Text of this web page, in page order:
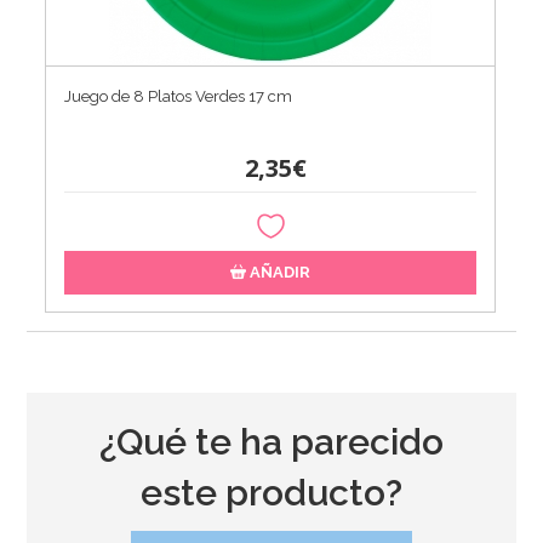
Juego de 8 Platos Verdes 17 cm
2,35€
AÑADIR
¿Qué te ha parecido
este producto?